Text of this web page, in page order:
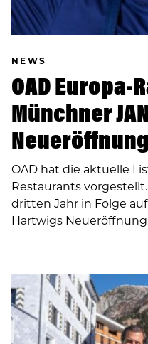
NEWS
OAD Europa-
Münchner
Neueröffnung
OAD hat die aktuelle
Restaurants
dritten Jahr in Folge
Hartwigs